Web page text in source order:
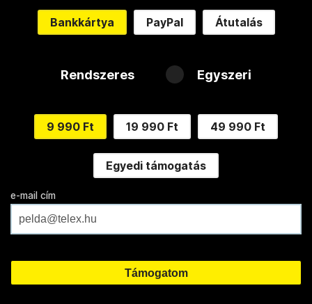
Bankkártya PayPal Átutalás
Rendszeres Egyszeri
9 990 Ft 19 990 Ft 49 990 Ft
Egyedi támogatás
e-mail cím